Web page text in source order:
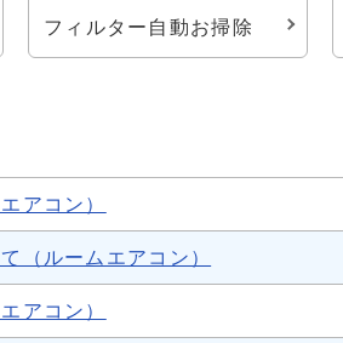
フィルター自動お掃除
アコン）
（ルームエアコン）
アコン）